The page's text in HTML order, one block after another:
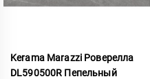
Kerama Marazzi Роверелла
DL590500R Пепельный